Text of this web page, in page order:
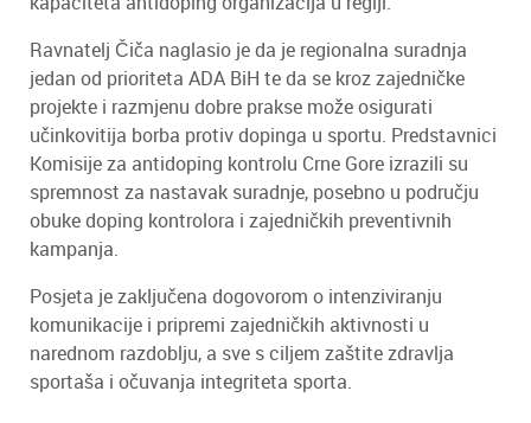
Ravnatelj Čiča naglasio je da je regionalna suradnja
jedan od prioriteta ADA BiH te da se kroz zajedničke
projekte i razmjenu dobre prakse može osigurati
učinkovitija borba protiv dopinga u sportu. Predstavnici
Komisije za antidoping kontrolu Crne Gore izrazili su
spremnost za nastavak suradnje, posebno u području
obuke doping kontrolora i zajedničkih preventivnih
kampanja.
Posjeta je zaključena dogovorom o intenziviranju
komunikacije i pripremi zajedničkih aktivnosti u
narednom razdoblju, a sve s ciljem zaštite zdravlja
sportaša i očuvanja integriteta sporta.